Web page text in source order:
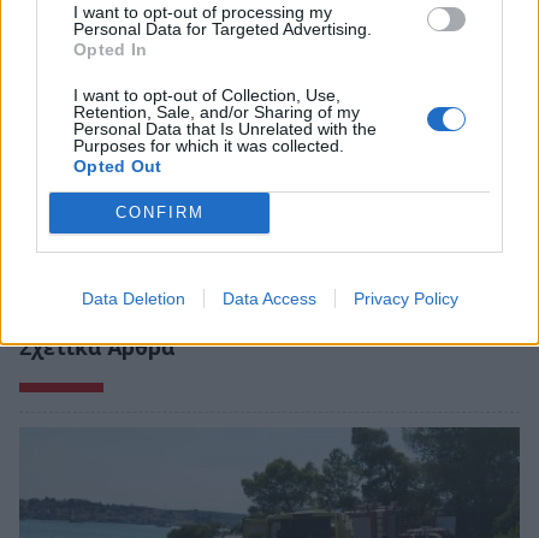
I want to opt-out of processing my
Personal Data for Targeted Advertising.
Opted In
I want to opt-out of Collection, Use,
Retention, Sale, and/or Sharing of my
Personal Data that Is Unrelated with the
Purposes for which it was collected.
Opted Out
CONFIRM
Data Deletion Data Access Privacy Policy
Σχετικά Άρθρα